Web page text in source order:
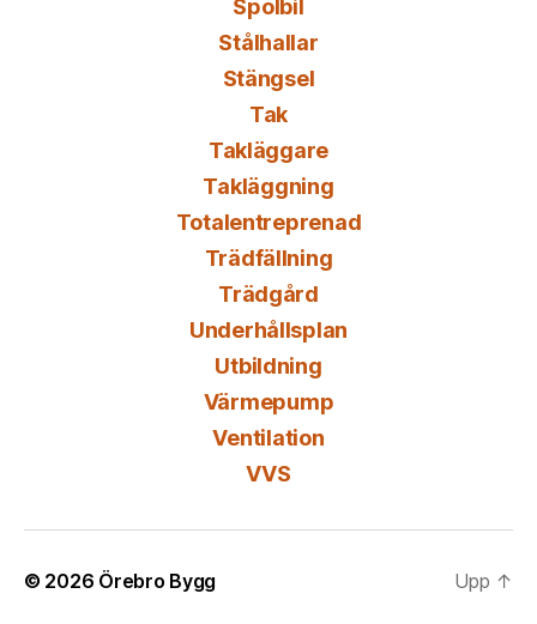
Spolbil
Stålhallar
Stängsel
Tak
Takläggare
Takläggning
Totalentreprenad
Trädfällning
Trädgård
Underhållsplan
Utbildning
Värmepump
Ventilation
VVS
© 2026 Örebro Bygg Upp ↑